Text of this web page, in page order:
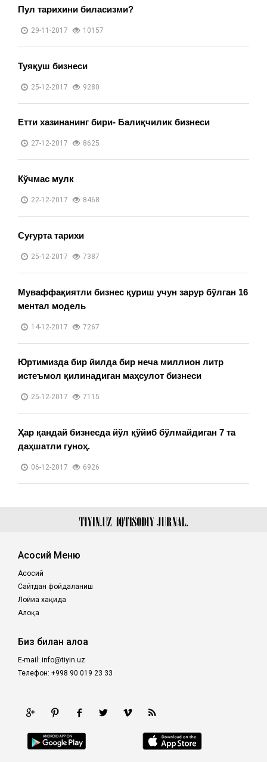
Пул тарихини биласизми?
29-11-2017 10157
Туяқуш бизнеси
25-12-2017 9280
Етти хазинанинг бири- Балиқчилик бизнеси
27-12-2017 8625
Кўчмас мулк
22-12-2017 8468
Суғурта тарихи
25-12-2017 7387
Муваффақиятли бизнес қуриш учун зарур бўлган 16
ментал модель
14-12-2017 7267
Юртимизда бир йилда бир неча миллион литр
истеъмол қилинадиган маҳсулот бизнеси
25-12-2017 7115
Ҳар қандай бизнесда йўл қўйиб бўлмайдиган 7 та
даҳшатли гуноҳ.
06-12-2017 6926
Асосий Меню
Асосий
Сайтдан фойдаланиш
Лойиҳа хақида
Алоқа
Биз билан алоқа
E-mail: info@tiyin.uz
Телефон: +998 90 019 23 33